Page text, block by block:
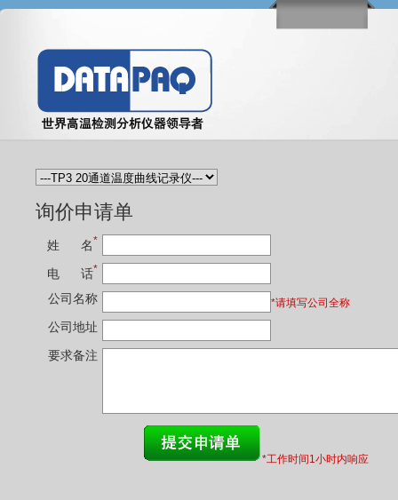
询价申请单
姓 名*
电 话*
公司名称 *请填写公司全称
公司地址
要求备注
*工作时间1小时内响应